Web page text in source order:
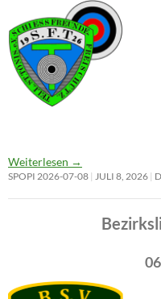
Weiterlesen →
SPOPI 2026-07-08 JULI 8, 2026